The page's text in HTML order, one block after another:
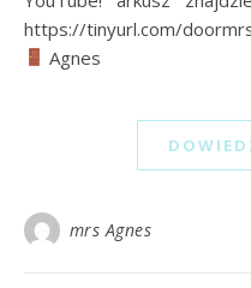
https://tinyurl.com/
Agnes
mrs Agnes